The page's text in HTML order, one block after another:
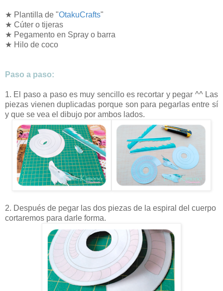
★ Plantilla de "OtakuCrafts"
★ Cúter o tijeras
★ Pegamento en Spray o barra
★ Hilo de coco
Paso a paso:
1. El paso a paso es muy sencillo es recortar y pegar ^^ Las
piezas vienen duplicadas porque son para pegarlas entre sí
y que se vea el dibujo por ambos lados.
2. Después de pegar las dos piezas de la espiral del cuerpo
cortaremos para darle forma.